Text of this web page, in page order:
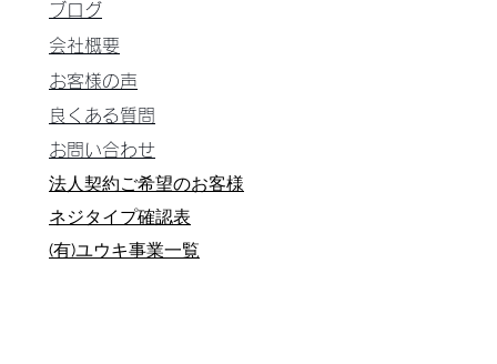
ブログ
会社概要
お客様の声
良くある質問
お問い合わせ
法人契約ご希望のお客様
ネジタイプ確認表
​(有)ユウキ事業一覧